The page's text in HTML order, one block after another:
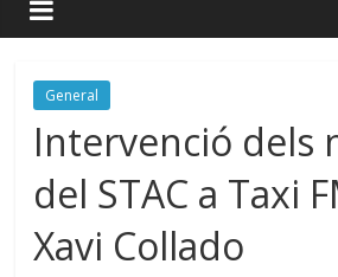
General
Intervenció dels
del STAC a Taxi
Xavi Collado